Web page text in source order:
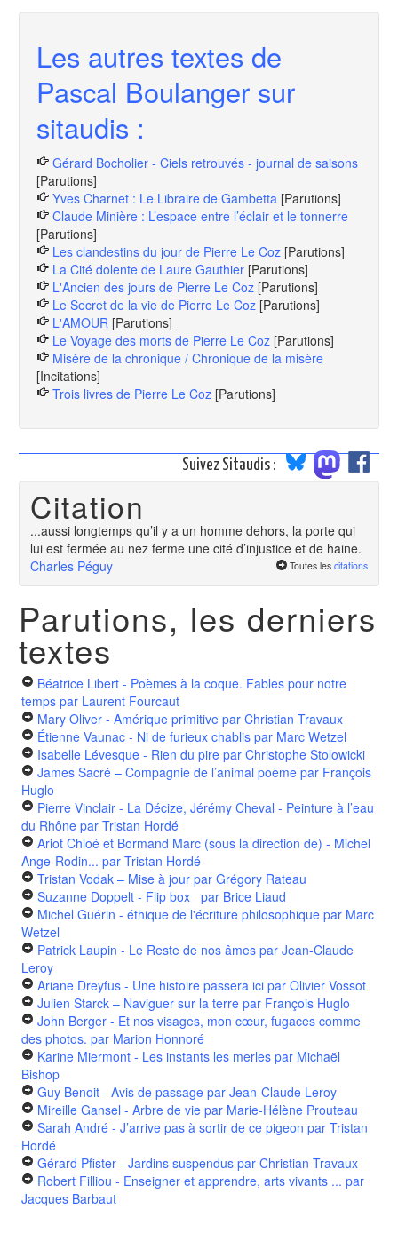
Les autres textes de
Pascal Boulanger sur
sitaudis :
Gérard Bocholier - Ciels retrouvés - journal de saisons
[Parutions]
Yves Charnet : Le Libraire de Gambetta [Parutions]
Claude Minière : L’espace entre l’éclair et le tonnerre
[Parutions]
Les clandestins du jour de Pierre Le Coz [Parutions]
La Cité dolente de Laure Gauthier [Parutions]
L'Ancien des jours de Pierre Le Coz [Parutions]
Le Secret de la vie de Pierre Le Coz [Parutions]
L'AMOUR [Parutions]
Le Voyage des morts de Pierre Le Coz [Parutions]
Misère de la chronique / Chronique de la misère
[Incitations]
Trois livres de Pierre Le Coz [Parutions]
Suivez Sitaudis :
Citation
...aussi longtemps qu’il y a un homme dehors, la porte qui
lui est fermée au nez ferme une cité d’injustice et de haine.
Charles Péguy
Toutes les citations
Parutions, les derniers
textes
Béatrice Libert - Poèmes à la coque. Fables pour notre
temps par Laurent Fourcaut
Mary Oliver - Amérique primitive par Christian Travaux
Étienne Vaunac - Ni de furieux chablis par Marc Wetzel
Isabelle Lévesque - Rien du pire par Christophe Stolowicki
James Sacré – Compagnie de l’animal poème par François
Huglo
Pierre Vinclair - La Décize, Jérémy Cheval - Peinture à l’eau
du Rhône par Tristan Hordé
Ariot Chloé et Bormand Marc (sous la direction de) - Michel
Ange-Rodin... par Tristan Hordé
Tristan Vodak – Mise à jour par Grégory Rateau
Suzanne Doppelt - Flip box par Brice Liaud
Michel Guérin - éthique de l'écriture philosophique par Marc
Wetzel
Patrick Laupin - Le Reste de nos âmes par Jean-Claude
Leroy
Ariane Dreyfus - Une histoire passera ici par Olivier Vossot
Julien Starck – Naviguer sur la terre par François Huglo
John Berger - Et nos visages, mon cœur, fugaces comme
des photos. par Marion Honnoré
Karine Miermont - Les instants les merles par Michaël
Bishop
Guy Benoit - Avis de passage par Jean-Claude Leroy
Mireille Gansel - Arbre de vie par Marie-Hélène Prouteau
Sarah André - J’arrive pas à sortir de ce pigeon par Tristan
Hordé
Gérard Pfister - Jardins suspendus par Christian Travaux
Robert Filliou - Enseigner et apprendre, arts vivants ... par
Jacques Barbaut